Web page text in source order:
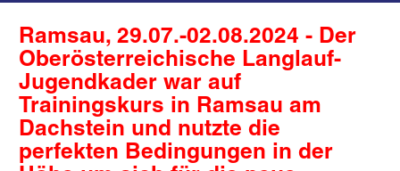
Ramsau, 29.07.-02.08.2024 - Der
Oberösterreichische Langlauf-
Jugendkader war auf
Trainingskurs in Ramsau am
Dachstein und nutzte die
perfekten Bedingungen in der